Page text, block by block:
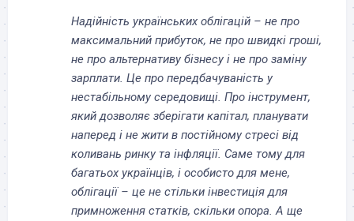
Надійність українських облігацій – не про
максимальний прибуток, не про швидкі гроші,
не про альтернативу бізнесу і не про заміну
зарплати. Це про передбачуваність у
нестабільному середовищі. Про інструмент,
який дозволяє зберігати капітал, планувати
наперед і не жити в постійному стресі від
коливань ринку та інфляції. Саме тому для
багатьох українців, і особисто для мене,
облігації – це не стільки інвестиція для
примноження статків, скільки опора. А ще